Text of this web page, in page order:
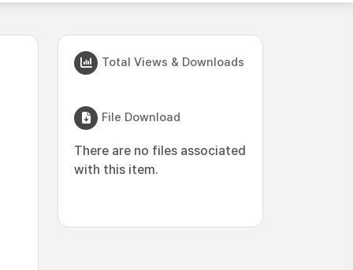
Total Views & Downloads
File Download
There are no files associated
with this item.